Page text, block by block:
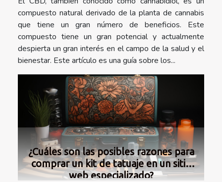
compuesto natural derivado de la planta de cannabis
que tiene un gran número de beneficios. Este
compuesto tiene un gran potencial y actualmente
despierta un gran interés en el campo de la salud y el
bienestar. Este artículo es una guía sobre los...
¿Cuáles son las posibles razones para
comprar un kit de tatuaje en un sitio
web especializado?